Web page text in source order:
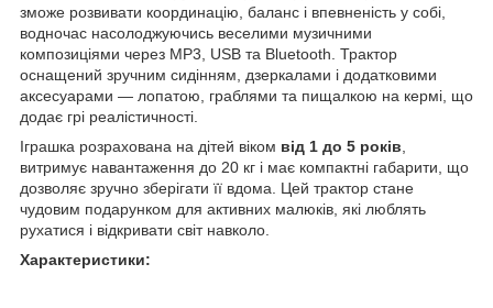
зможе розвивати координацію, баланс і впевненість у собі,
водночас насолоджуючись веселими музичними
композиціями через MP3, USB та Bluetooth. Трактор
оснащений зручним сидінням, дзеркалами і додатковими
аксесуарами — лопатою, граблями та пищалкою на кермі, що
додає грі реалістичності.
Іграшка розрахована на дітей віком від 1 до 5 років
витримує навантаження до 20 кг і має компактні габарити, що
дозволяє зручно зберігати її вдома. Цей трактор стане
чудовим подарунком для активних малюків, які люблять
рухатися і відкривати світ навколо.
Характеристики: